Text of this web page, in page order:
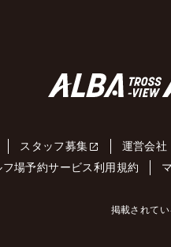
スタッフ募集 運営会社
フ場予約サービス利用規約
掲載されて